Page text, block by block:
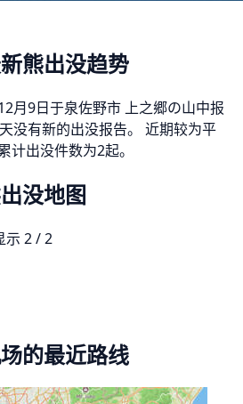
熊出没趋势
月9日于泉佐野市 上之郷の山中报
没有新的出没报告。 近期较为平
计出没件数为2起。
没地图
示 2 / 2
的最近路线